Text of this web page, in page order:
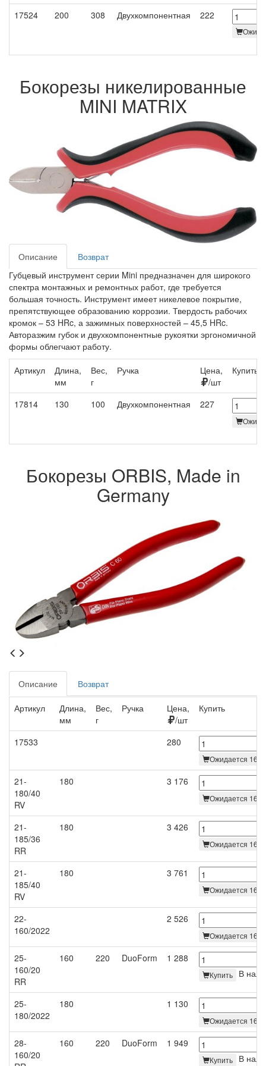
17524 200 308 Двухкомпонентная 222
Бокорезы никелированные
MINI MATRIX
Описание
Возврат
Губцевый инструмент серии Mini предназначен для широкого
спектра монтажных и ремонтных работ, где требуется
большая точность. Инструмент имеет никелевое покрытие,
препятствующее образованию коррозии. Твердость рабочих
кромок – 53 HRc, а зажимных поверхностей – 45,5 HRc.
Авторазжим губок и двухкомпонентные рукоятки эргономичной
формы облегчают работу.
Артикул
Длина,
мм
Вес,
г
Ручка
Цена,
/шт
Купить
17814 130 100 Двухкомпонентная 227
Бокорезы ORBIS, Made in
Germany
Описание Возврат
Артикул
Длина,
мм
Вес,
г
Ручка
Цена,
/шт
Купить
17533 280
Ожидается
21-
180/40
RV
180 3 176
Ожидается
21-
185/36
RR
180 3 426
Ожидается
21-
185/40
RV
180 3 761
Ожидается
22-
160/2022
2 526
Ожидается
25-
160/20
RR
160 220 DuoForm 1 288
Купить В
25-
180/2022
180 1 130
Ожидается
28-
160/20
160 220 DuoForm 1 949
Купить В